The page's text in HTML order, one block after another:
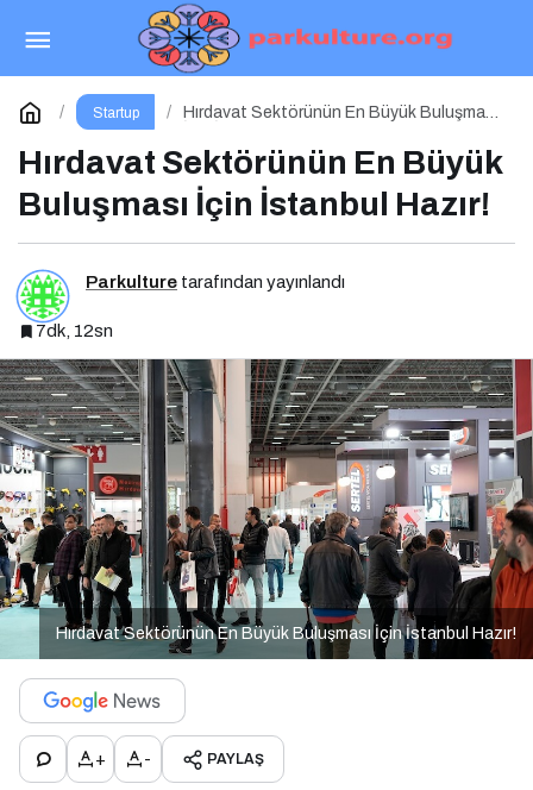
Startup
Hırdavat Sektörünün En Büyük Buluşması
Hırdavat Sektörünün En Büyük
Buluşması İçin İstanbul Hazır!
Parkulture tarafından yayınlandı
7dk, 12sn
Hırdavat Sektörünün En Büyük Buluşması İçin İstanbul Hazır!
+ - PAYLAŞ
Anadolu Bilişim Buluşmaları 2026 Danışma
Kurulu Güçlü Kadrosuyla Görevine Başladı
Yorum Yap